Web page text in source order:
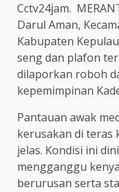
Cctv24jam.
Darul Aman,
Kabupaten
seng dan plafon
dilaporkan roboh
kepemimpinan
Pantauan awak
kerusakan di teras
jelas. Kondisi ini
mengganggu
berurusan serta